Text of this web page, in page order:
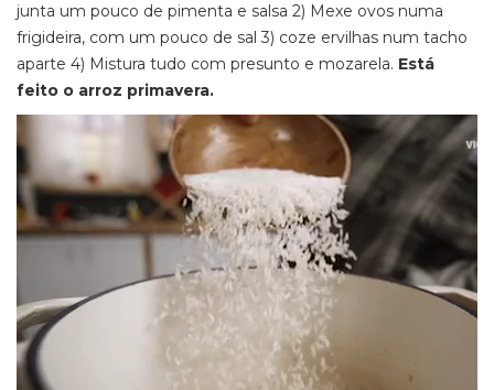
junta um pouco de pimenta e salsa 2) Mexe ovos numa
frigideira, com um pouco de sal 3) coze ervilhas num tacho
aparte 4) Mistura tudo com presunto e mozarela. Está
feito o arroz primavera.